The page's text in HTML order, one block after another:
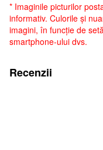
* Imaginile picturilor
informativ. Culorile și
imagini, în funcție de
smartphone-ului dvs.
Recenzii